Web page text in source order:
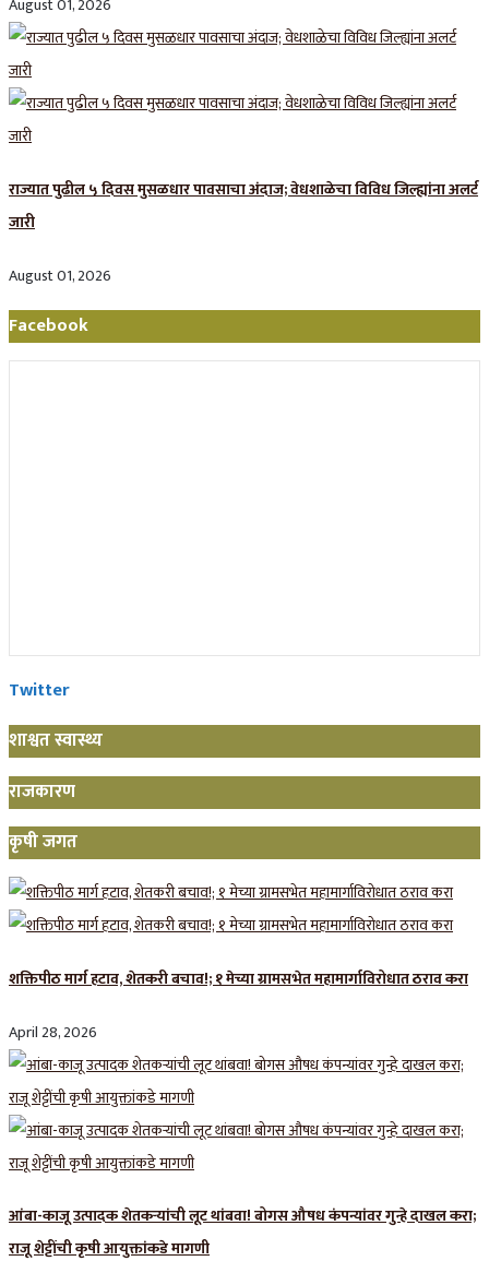
August 01, 2026
राज्यात पुढील ५ दिवस मुसळधार पावसाचा अंदाज; वेधशाळेचा विविध जिल्ह्यांना अलर्ट
जारी
August 01, 2026
Facebook
Twitter
शाश्वत स्वास्थ्य
राजकारण
कृषी जगत
शक्तिपीठ मार्ग हटाव, शेतकरी बचाव!; १ मेच्या ग्रामसभेत महामार्गाविरोधात ठराव करा
April 28, 2026
आंबा-काजू उत्पादक शेतकऱ्यांची लूट थांबवा! बोगस औषध कंपन्यांवर गुन्हे दाखल करा;
राजू शेट्टींची कृषी आयुक्तांकडे मागणी